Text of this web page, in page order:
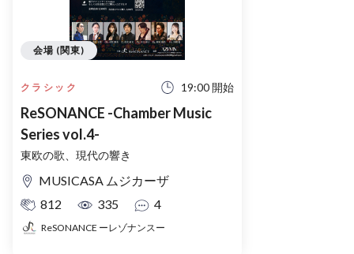
クラシック 19:00 開始
ReSONANCE -Chamber Music
Series vol.4-
東欧の歌、現代の響き
MUSICASA ムジカーザ
812
335 4
ReSONANCE ーレゾナンスー
会場 (関東)